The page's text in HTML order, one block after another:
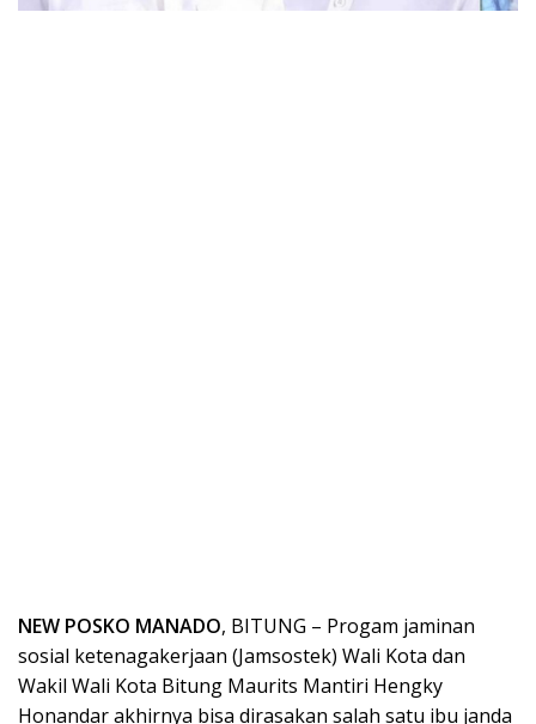
NEW POSKO MANADO, BITUNG – Progam jaminan
sosial ketenagakerjaan (Jamsostek) Wali Kota dan
Wakil Wali Kota Bitung Maurits Mantiri Hengky
Honandar akhirnya bisa dirasakan salah satu ibu janda